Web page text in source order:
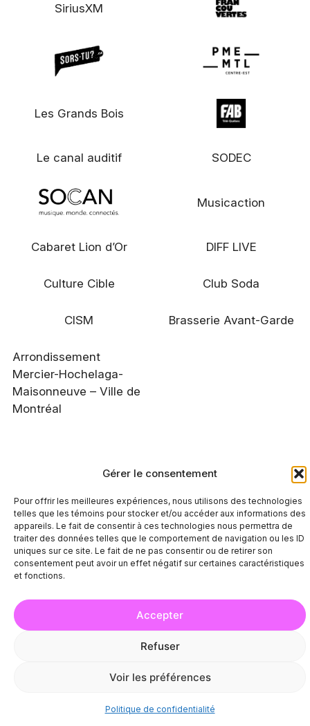
Gérer le consentement
Pour offrir les meilleures expériences, nous utilisons des technologies
telles que les témoins pour stocker et/ou accéder aux informations des
appareils. Le fait de consentir à ces technologies nous permettra de
traiter des données telles que le comportement de navigation ou les ID
uniques sur ce site. Le fait de ne pas consentir ou de retirer son
consentement peut avoir un effet négatif sur certaines caractéristiques
et fonctions.
Accepter
Refuser
Voir les préférences
Politique de confidentialité
Luan Larobina
Irdens Exantus
Fyore
SiriusXM
Les Grands Bois
Le canal auditif SODEC
Musicaction
Cabaret Lion d’Or DIFF LIVE
Culture Cible Club Soda
CISM Brasserie Avant-Garde
Arrondissement
Mercier-Hochelaga-
Maisonneuve – Ville de
Montréal
©2026 Les Francouvertes | Tous droits réservés-Politique de